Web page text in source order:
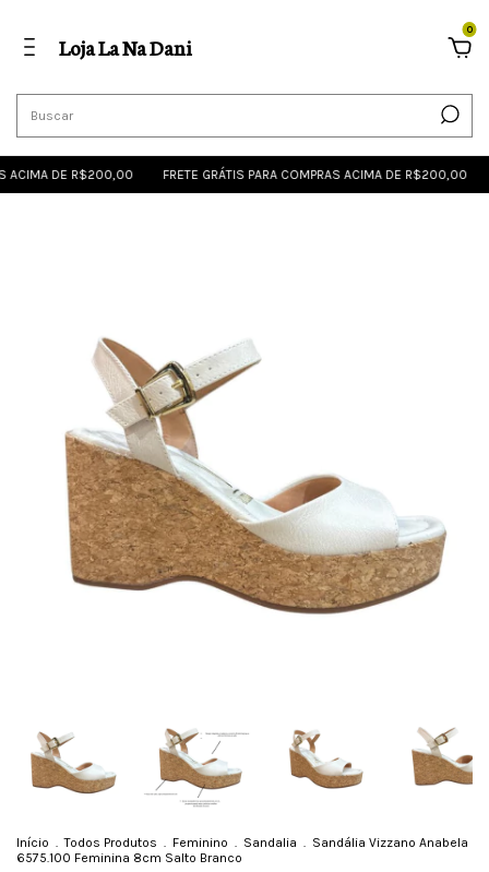
Loja La Na Dani
0
ACIMA DE R$200,00 FRETE GRÁTIS PARA COMPRAS ACIMA DE R$200,00
Início . Todos Produtos . Feminino . Sandalia . Sandália Vizzano Anabela
6575.100 Feminina 8cm Salto Branco